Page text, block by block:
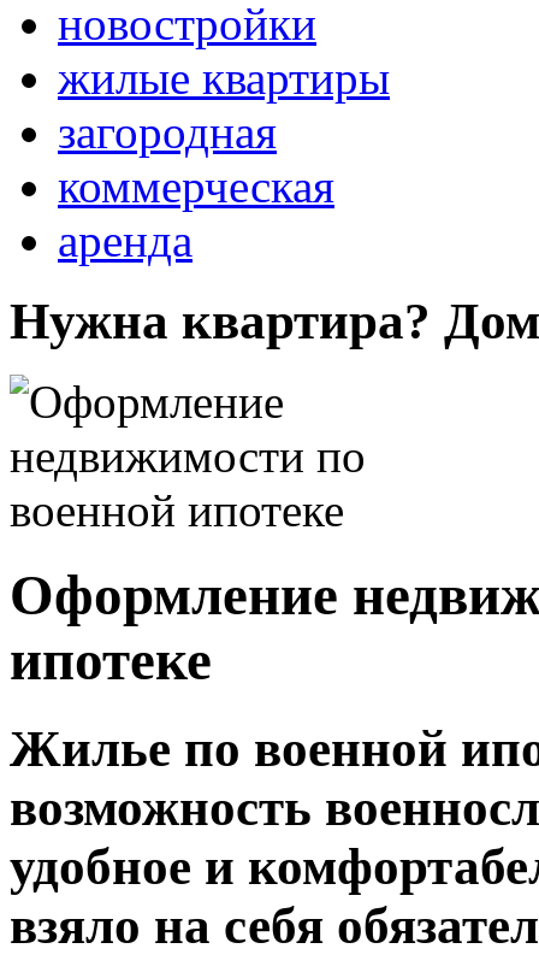
новостройки
жилые квартиры
загородная
коммерческая
аренда
Нужна квартира?
Оформление
ипотеке
Жилье по военной
возможность
удобное и
взяло на себя